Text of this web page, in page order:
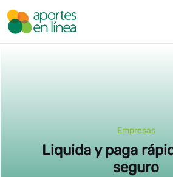
Overslaan en naar hoofdinhoud gaan
Empresas
Liquida y paga
seguro